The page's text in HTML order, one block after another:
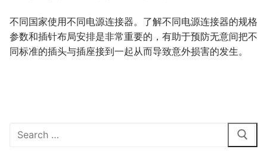
不同国家使用不同电源连接器。了解不同电源连接器的规格
参数和插针布局安排是非常重要的，有助于预防无意间把不
同标准的插头与插座接到一起从而导致意外损害的发生。
Search